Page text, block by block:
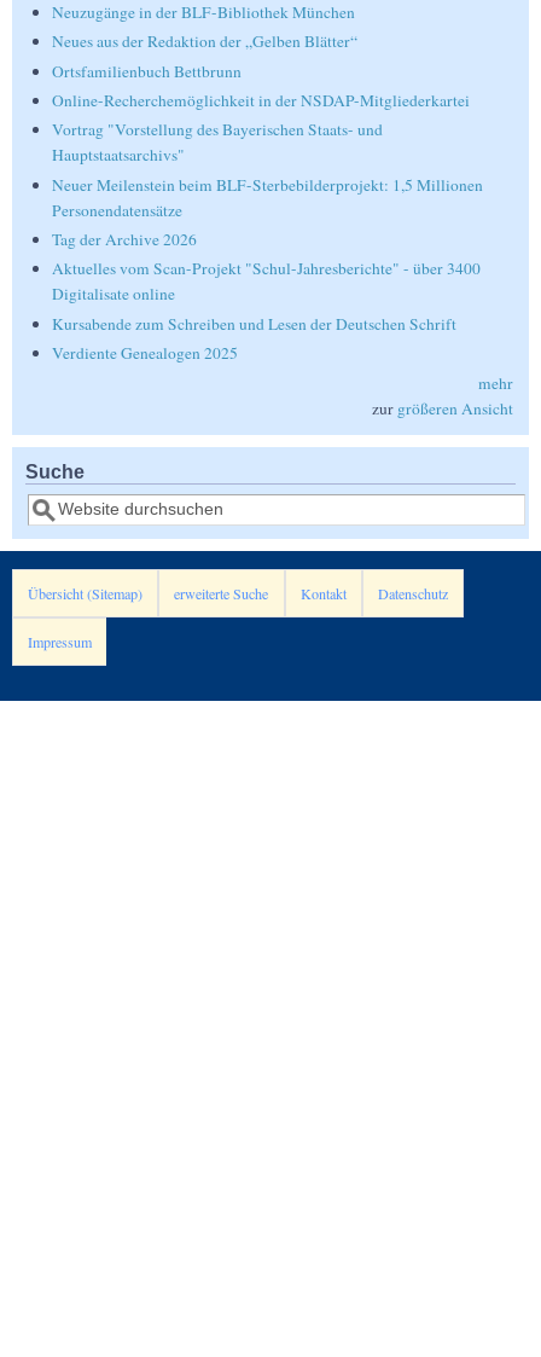
Neuzugänge in der BLF-Bibliothek München
Neues aus der Redaktion der „Gelben Blätter“
Ortsfamilienbuch Bettbrunn
Online-Recherchemöglichkeit in der NSDAP-Mitgliederkartei
Vortrag "Vorstellung des Bayerischen Staats- und
Hauptstaatsarchivs"
Neuer Meilenstein beim BLF-Sterbebilderprojekt: 1,5 Millionen
Personendatensätze
Tag der Archive 2026
Aktuelles vom Scan-Projekt "Schul-Jahresberichte" - über 3400
Digitalisate online
Kursabende zum Schreiben und Lesen der Deutschen Schrift
Verdiente Genealogen 2025
mehr
zur größeren Ansicht
Suche
Suche
Übersicht (Sitemap) erweiterte Suche Kontakt Datenschutz
Impressum